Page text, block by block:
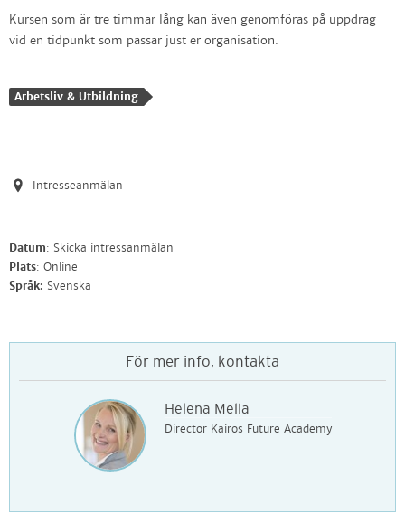
Kursen som är tre timmar lång kan även genomföras på uppdrag
vid en tidpunkt som passar just er organisation.
Arbetsliv & Utbildning
Intresseanmälan
Datum: Skicka intressanmälan
Plats: Online
Språk: Svenska
För mer info, kontakta
Helena Mella
Director Kairos Future Academy